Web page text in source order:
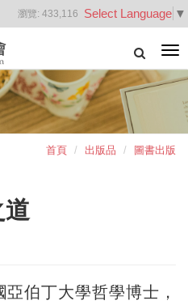
Select Language ▼
瀏覽: 433,116
首頁 出版品 圖書出版
伯丁大學哲學博士，